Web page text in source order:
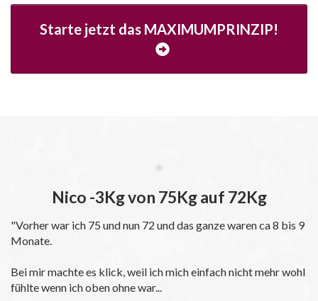
Starte jetzt das MAXIMUMPRINZIP!
Nico -3Kg von 75Kg auf 72Kg
"Vorher war ich 75 und nun 72 und das ganze waren ca 8 bis 9
Monate.
Bei mir machte es klick, weil ich mich einfach nicht mehr wohl
fühlte wenn ich oben ohne war...